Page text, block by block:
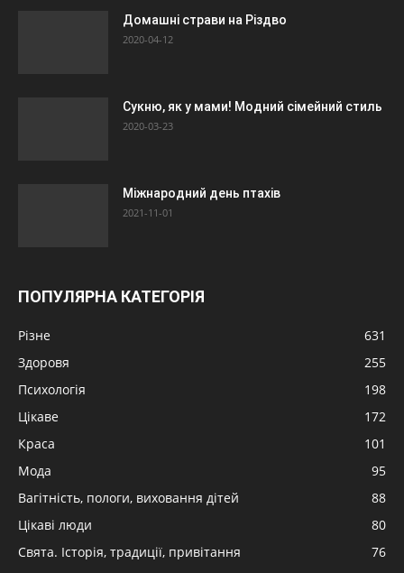
Домашні страви на Різдво
2020-04-12
Сукню, як у мами! Модний сімейний стиль
2020-03-23
Міжнародний день птахів
2021-11-01
ПОПУЛЯРНА КАТЕГОРІЯ
Різне
631
Здоровя
255
Психологія
198
Цікаве
172
Краса
101
Мода
95
Вагітність, пологи, виховання дітей
88
Цікаві люди
80
Свята. Історія, традиції, привітання
76